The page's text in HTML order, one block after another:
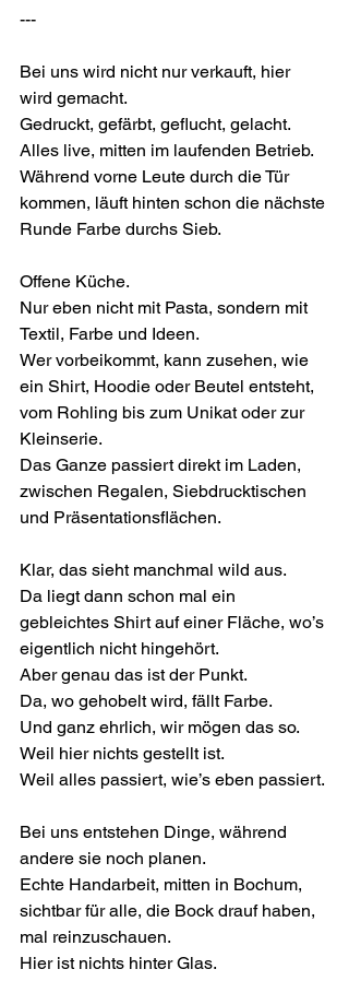
---
Bei uns wird nicht nur verkauft, hier
wird gemacht.
Gedruckt, gefärbt, geflucht, gelacht.
Alles live, mitten im laufenden Betrieb.
Während vorne Leute durch die Tür
kommen, läuft hinten schon die nächste
Runde Farbe durchs Sieb.
Offene Küche.
Nur eben nicht mit Pasta, sondern mit
Textil, Farbe und Ideen.
Wer vorbeikommt, kann zusehen, wie
ein Shirt, Hoodie oder Beutel entsteht,
vom Rohling bis zum Unikat oder zur
Kleinserie.
Das Ganze passiert direkt im Laden,
zwischen Regalen, Siebdrucktischen
und Präsentationsflächen.
Klar, das sieht manchmal wild aus.
Da liegt dann schon mal ein
gebleichtes Shirt auf einer Fläche, wo’s
eigentlich nicht hingehört.
Aber genau das ist der Punkt.
Da, wo gehobelt wird, fällt Farbe.
Und ganz ehrlich, wir mögen das so.
Weil hier nichts gestellt ist.
Weil alles passiert, wie’s eben passiert.
Bei uns entstehen Dinge, während
andere sie noch planen.
Echte Handarbeit, mitten in Bochum,
sichtbar für alle, die Bock drauf haben,
mal reinzuschauen.
Hier ist nichts hinter Glas.